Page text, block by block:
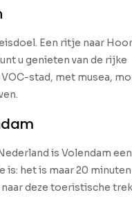
Een ritje naar
u genieten van de rijke
stad, met musea,
is Volendam
is: het is maar 20
deze toeristische